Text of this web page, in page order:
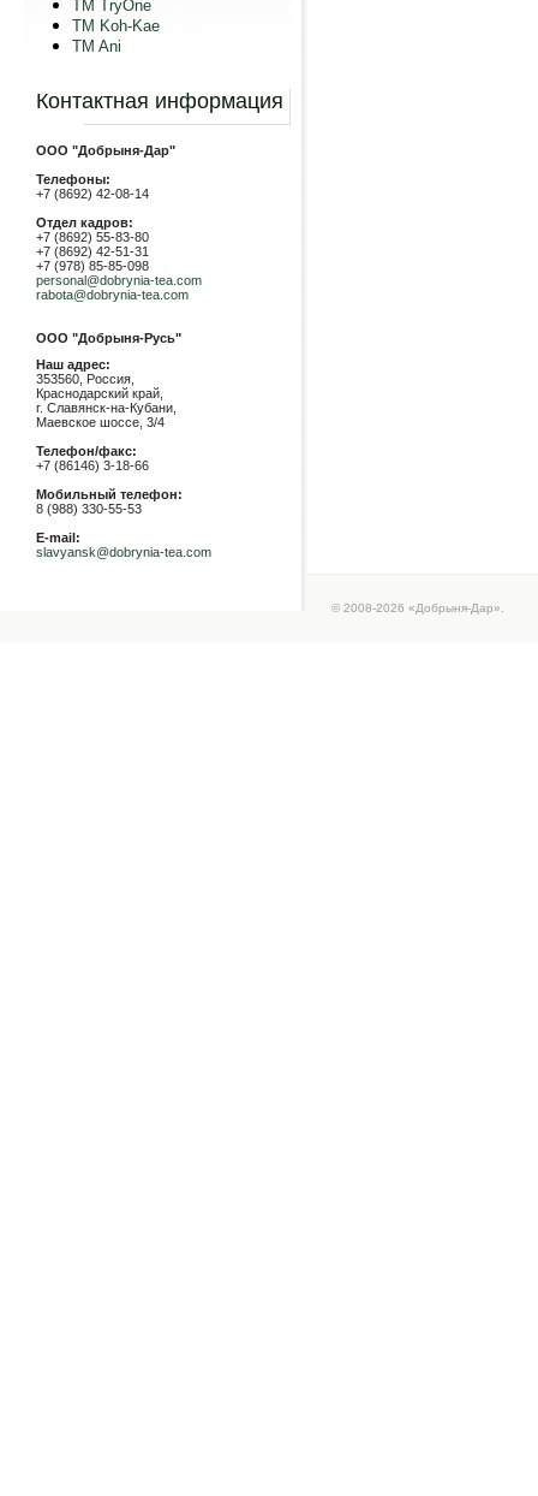
ТМ TryOne
ТМ Koh-Kae
TM Ani
Контактная информация
ООО "Добрыня-Дар"
Телефоны:
+7 (8692) 42-08-14
Отдел кадров:
+7 (8692) 55-83-80
+7 (8692) 42-51-31
+7 (978) 85-85-098
personal@dobrynia-tea.com
rabota@dobrynia-tea.com
ООО "Добрыня-Русь"
Наш адрес:
353560, Россия,
Краснодарский край,
г. Славянск-на-Кубани,
Маевское шоссе, 3/4
Телефон/факс:
+7 (86146) 3-18-66
Мобильный телефон:
8 (988) 330-55-53
E-mail:
slavyansk@dobrynia-tea.com
© 2008-2026 «Добрыня-Дар».